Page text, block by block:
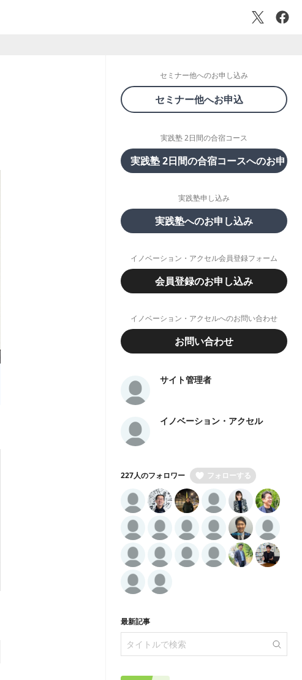
セミナー他へのお申し込み
セミナー他へお申込
実践塾 2日間の合宿コース
実践塾 2日間の合宿コースへのお申し
実践塾申し込み
実践塾へのお申し込み
イノベーション・アクセル会員登録フォーム
会員登録のお申し込み
イノベーション・アクセルへのお問い合わせ
お問い合わせ
サイト管理者
イノベーション・アクセル
227人のフォロワー フォローする
最新記事